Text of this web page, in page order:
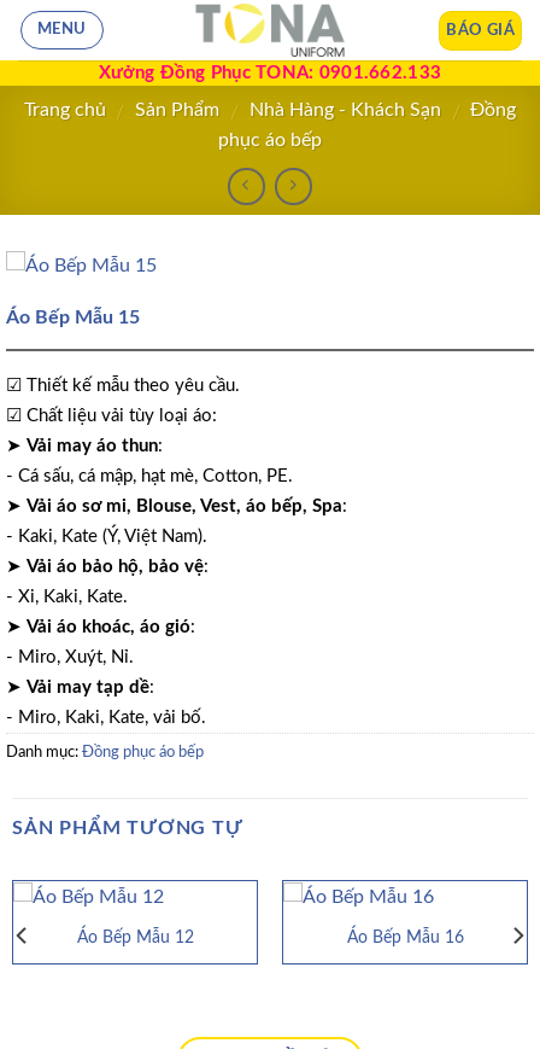
MENU BÁO GIÁ
Xưởng Đồng Phục TONA: 0901.662.133
Trang chủ / Sản Phẩm / Nhà Hàng - Khách Sạn / Đồng
phục áo bếp
Áo Bếp Mẫu 15
☑ Thiết kế mẫu theo yêu cầu.
☑ Chất liệu vải tùy loại áo:
➤ Vải may áo thun:
- Cá sấu, cá mập, hạt mè, Cotton, PE.
➤ Vải áo sơ mi, Blouse, Vest, áo bếp, Spa:
- Kaki, Kate (Ý, Việt Nam).
➤ Vải áo bảo hộ, bảo vệ:
- Xi, Kaki, Kate.
➤ Vải áo khoác, áo gió:
- Miro, Xuýt, Nỉ.
➤ Vải may tạp dề:
- Miro, Kaki, Kate, vải bố.
Danh mục: Đồng phục áo bếp
SẢN PHẨM TƯƠNG TỰ
Áo Bếp Mẫu 12 Áo Bếp Mẫu 16